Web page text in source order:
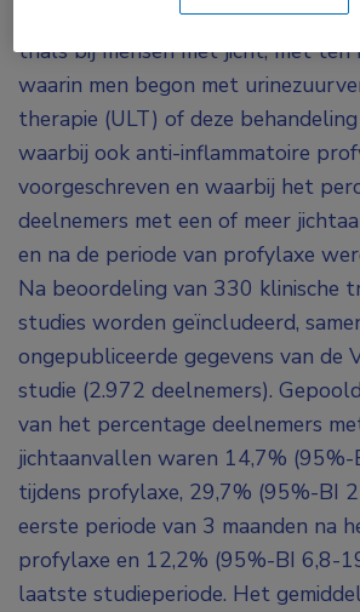
De onderzoekers zochten in
trials bij mensen met jicht, met ten
waarin men begon met
therapie (ULT) of deze
waarbij ook anti-inflammatoire
voorgeschreven en waarbij het
deelnemers met een of meer
en na de periode van profylaxe
Na beoordeling van 330 klinische
studies worden geïncludeerd,
ongepubliceerde gegevens van de
studie (2.972 deelnemers).
van het percentage deelnemers
jichtaanvallen waren 14,7%
tijdens profylaxe, 29,7% (95%-BI
eerste periode van 3 maanden na
profylaxe en 12,2% (95%-BI 6,8-
laatste studieperiode. Het